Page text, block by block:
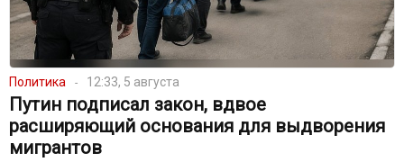
Политика 12:33, 5 августа
Путин подписал закон, вдвое
расширяющий основания для выдворения
мигрантов